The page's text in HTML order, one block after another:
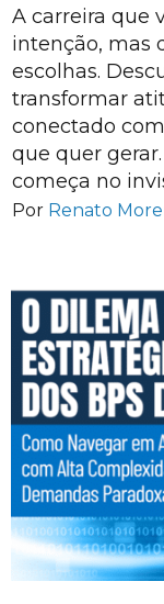
A carreira que
intenção, mas
escolhas.
transformar
conectado
que quer
começa no
Por Renato